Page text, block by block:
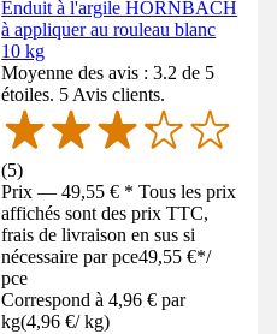
Enduit à l'argile HORNBACH
à appliquer au rouleau blanc
10 kg
Moyenne des avis : 3.2 de 5
étoiles. 5 Avis clients.
(5)
Prix — 49,55 € * Tous les prix
affichés sont des prix TTC,
frais de livraison en sus si
nécessaire par pce49,55 €*/
pce
Correspond à 4,96 € par
kg(4,96 €/ kg)